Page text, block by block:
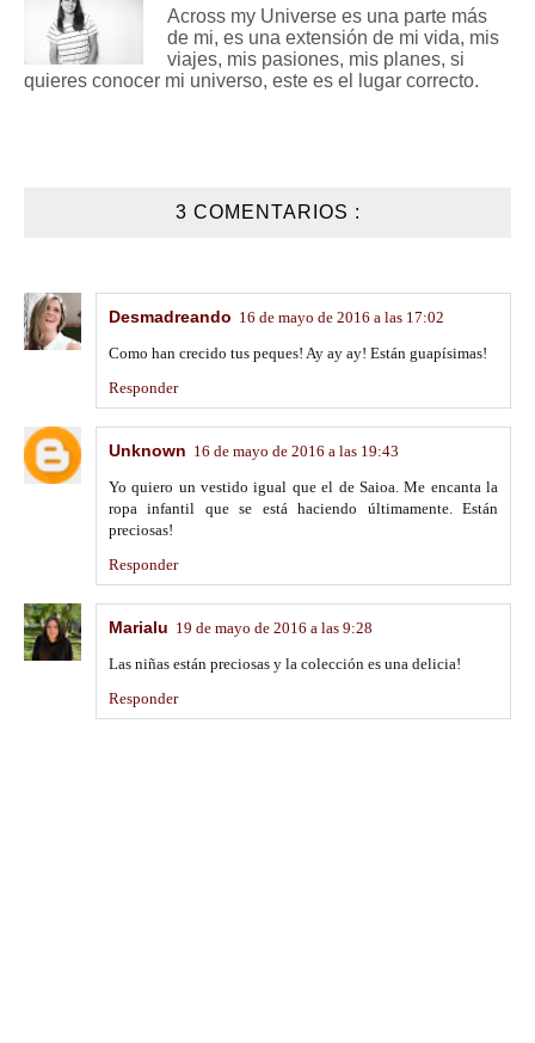
Across my Universe es una parte más
de mi, es una extensión de mi vida, mis
viajes, mis pasiones, mis planes, si
quieres conocer mi universo, este es el lugar correcto.
3 COMENTARIOS :
Desmadreando 16 de mayo de 2016 a las 17:02
Como han crecido tus peques! Ay ay ay! Están guapísimas!
Responder
Unknown 16 de mayo de 2016 a las 19:43
Yo quiero un vestido igual que el de Saioa. Me encanta la
ropa infantil que se está haciendo últimamente. Están
preciosas!
Responder
Marialu 19 de mayo de 2016 a las 9:28
Las niñas están preciosas y la colección es una delicia!
Responder